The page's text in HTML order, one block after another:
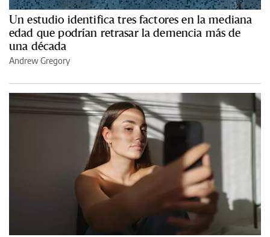
Un estudio identifica tres factores en la mediana
edad que podrían retrasar la demencia más de
una década
Andrew Gregory